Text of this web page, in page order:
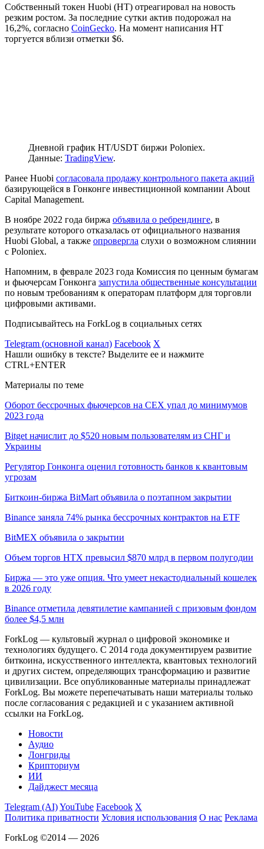
Собственный токен Huobi (HT) отреагировал на новость
резким ростом. За последние сутки актив подорожал на
16,2%, согласно CoinGecko. На момент написания HT
торгуется вблизи отметки $6.
Дневной график HT/USDT биржи Poloniex.
Данные: TradingView.
Ранее Huobi согласовала продажу контрольного пакета акций
базирующейся в Гонконге инвестиционной компании About
Capital Management.
В ноябре 2022 года биржа объявила о ребрендинге, в
результате которого отказалась от официального названия
Huobi Global, а также опровергла слухи о возможном слиянии
с Poloniex.
Напомним, в феврале 2023 года Комиссия по ценным бумагам
и фьючерсам Гонконга запустила общественные консультации
по новым требованиям к операторам платформ для торговли
цифровыми активами.
Подписывайтесь на ForkLog в социальных сетях
Telegram (основной канал) Facebook X
Нашли ошибку в тексте? Выделите ее и нажмите
CTRL+ENTER
Материалы по теме
Оборот бессрочных фьючерсов на CEX упал до минимумов
2023 года
Bitget начислит до $520 новым пользователям из СНГ и
Украины
Регулятор Гонконга оценил готовность банков к квантовым
угрозам
Биткоин-биржа BitMart объявила о поэтапном закрытии
Binance заняла 74% рынка бессрочных контрактов на ETF
BitMEX объявила о закрытии
Объем торгов HTX превысил $870 млрд в первом полугодии
Биржа — это уже опция. Что умеет некастодиальный кошелек
в 2026 году
Binance отметила девятилетие кампанией с призовым фондом
более $4,5 млн
ForkLog — культовый журнал о цифровой экономике и
технологиях будущего. С 2014 года документируем развитие
биткоина, искусственного интеллекта, квантовых технологий
и других систем, определяющих трансформацию и развитие
цивилизации. Все опубликованные материалы принадлежат
ForkLog. Вы можете перепечатывать наши материалы только
после согласования с редакцией и с указанием активной
ссылки на ForkLog.
Новости
Аудио
Лонгриды
Крипториум
ИИ
Дайджест месяца
Telegram (AI)YouTube Facebook X
Политика приватности Условия использования О нас Реклама
ForkLog ©2014 — 2026